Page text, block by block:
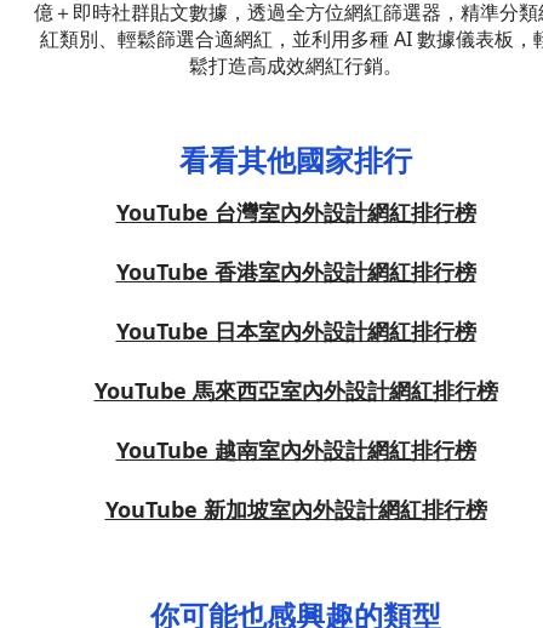
億＋即時社群貼文數據，透過全方位網紅篩選器，精準分類
紅類別、輕鬆篩選合適網紅，並利用多種 AI 數據儀表板，
鬆打造高成效網紅行銷。
看看其他國家排行
YouTube 台灣室內外設計網紅排行榜
YouTube 香港室內外設計網紅排行榜
YouTube 日本室內外設計網紅排行榜
YouTube 馬來西亞室內外設計網紅排行榜
YouTube 越南室內外設計網紅排行榜
YouTube 新加坡室內外設計網紅排行榜
你可能也感興趣的類型